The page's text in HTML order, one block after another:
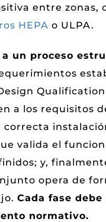
entre zonas,
HEPA o ULPA.
un proceso
a los requisitos
valida el
y,
opera de
Cada fase
normativo.